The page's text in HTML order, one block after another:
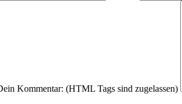
Kommentar: (HTML Tags sind zugelassen)